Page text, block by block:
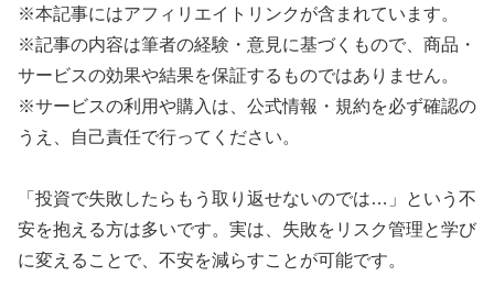
※本記事にはアフィリエイトリンクが含まれています。
※記事の内容は筆者の経験・意見に基づくもので、商品・
サービスの効果や結果を保証するものではありません。
※サービスの利用や購入は、公式情報・規約を必ず確認の
うえ、自己責任で行ってください。
「投資で失敗したらもう取り返せないのでは…」という不
安を抱える方は多いです。実は、失敗をリスク管理と学び
に変えることで、不安を減らすことが可能です。